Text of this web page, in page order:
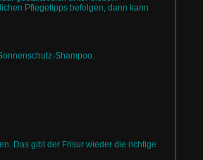
Pflegetipps befolgen, dann kann
Shampoo.
Das gibt der Frisur wieder die richtige